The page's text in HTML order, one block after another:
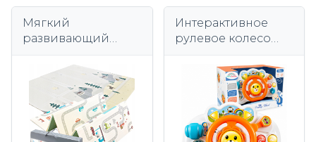
Мягкий
развивающий
коврик
двухсторонний
складной для
детей 180x200 1 см
Интерактивное
рулевое колесо
коляски
музыкальные звуки